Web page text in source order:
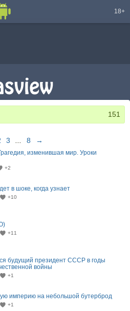
18+
151
3 8 →
изменившая мир. Уроки
+2
в шоке, когда узнает
+10
+11
будущий президент СССР в годы
войны
+1
империю на небольшой бутерброд
+1